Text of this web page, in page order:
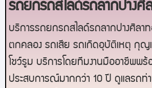
รถยกรถสไลด์รถลากปางศิ
บริการรถยกรถสไลด์รถลากปางศิลา
ตกคลอง รถเสีย รถเกิดอุบัติเหตุ กุญ
โชว์รูม บริการโดยทีมงานมืออาชีพพร้
ประสบการณ์มากกว่า 10 ปี ดูแลรถท่า